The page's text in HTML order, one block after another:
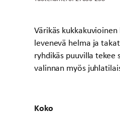
Värikäs
levenevä helma ja
ryhdikäs puuvilla tekee
valinnan myös
Koko